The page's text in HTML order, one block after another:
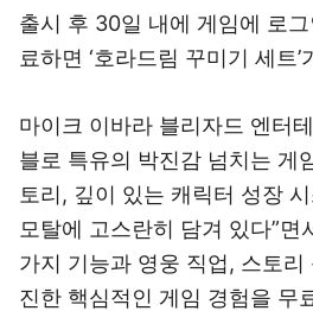
출시 후 30일 내에 게임에 로
료하면 ‘호라드림 꾸미기 세트’
마이크 이바라 블리자드 엔터
블로 특유의 박진감 넘치는 게
토리, 깊이 있는 캐릭터 성장
모탈에 고스란히 담겨 있다”면
가지 기능과 영웅 직업, 스토리
진한 핵심적인 게임 경험을 무